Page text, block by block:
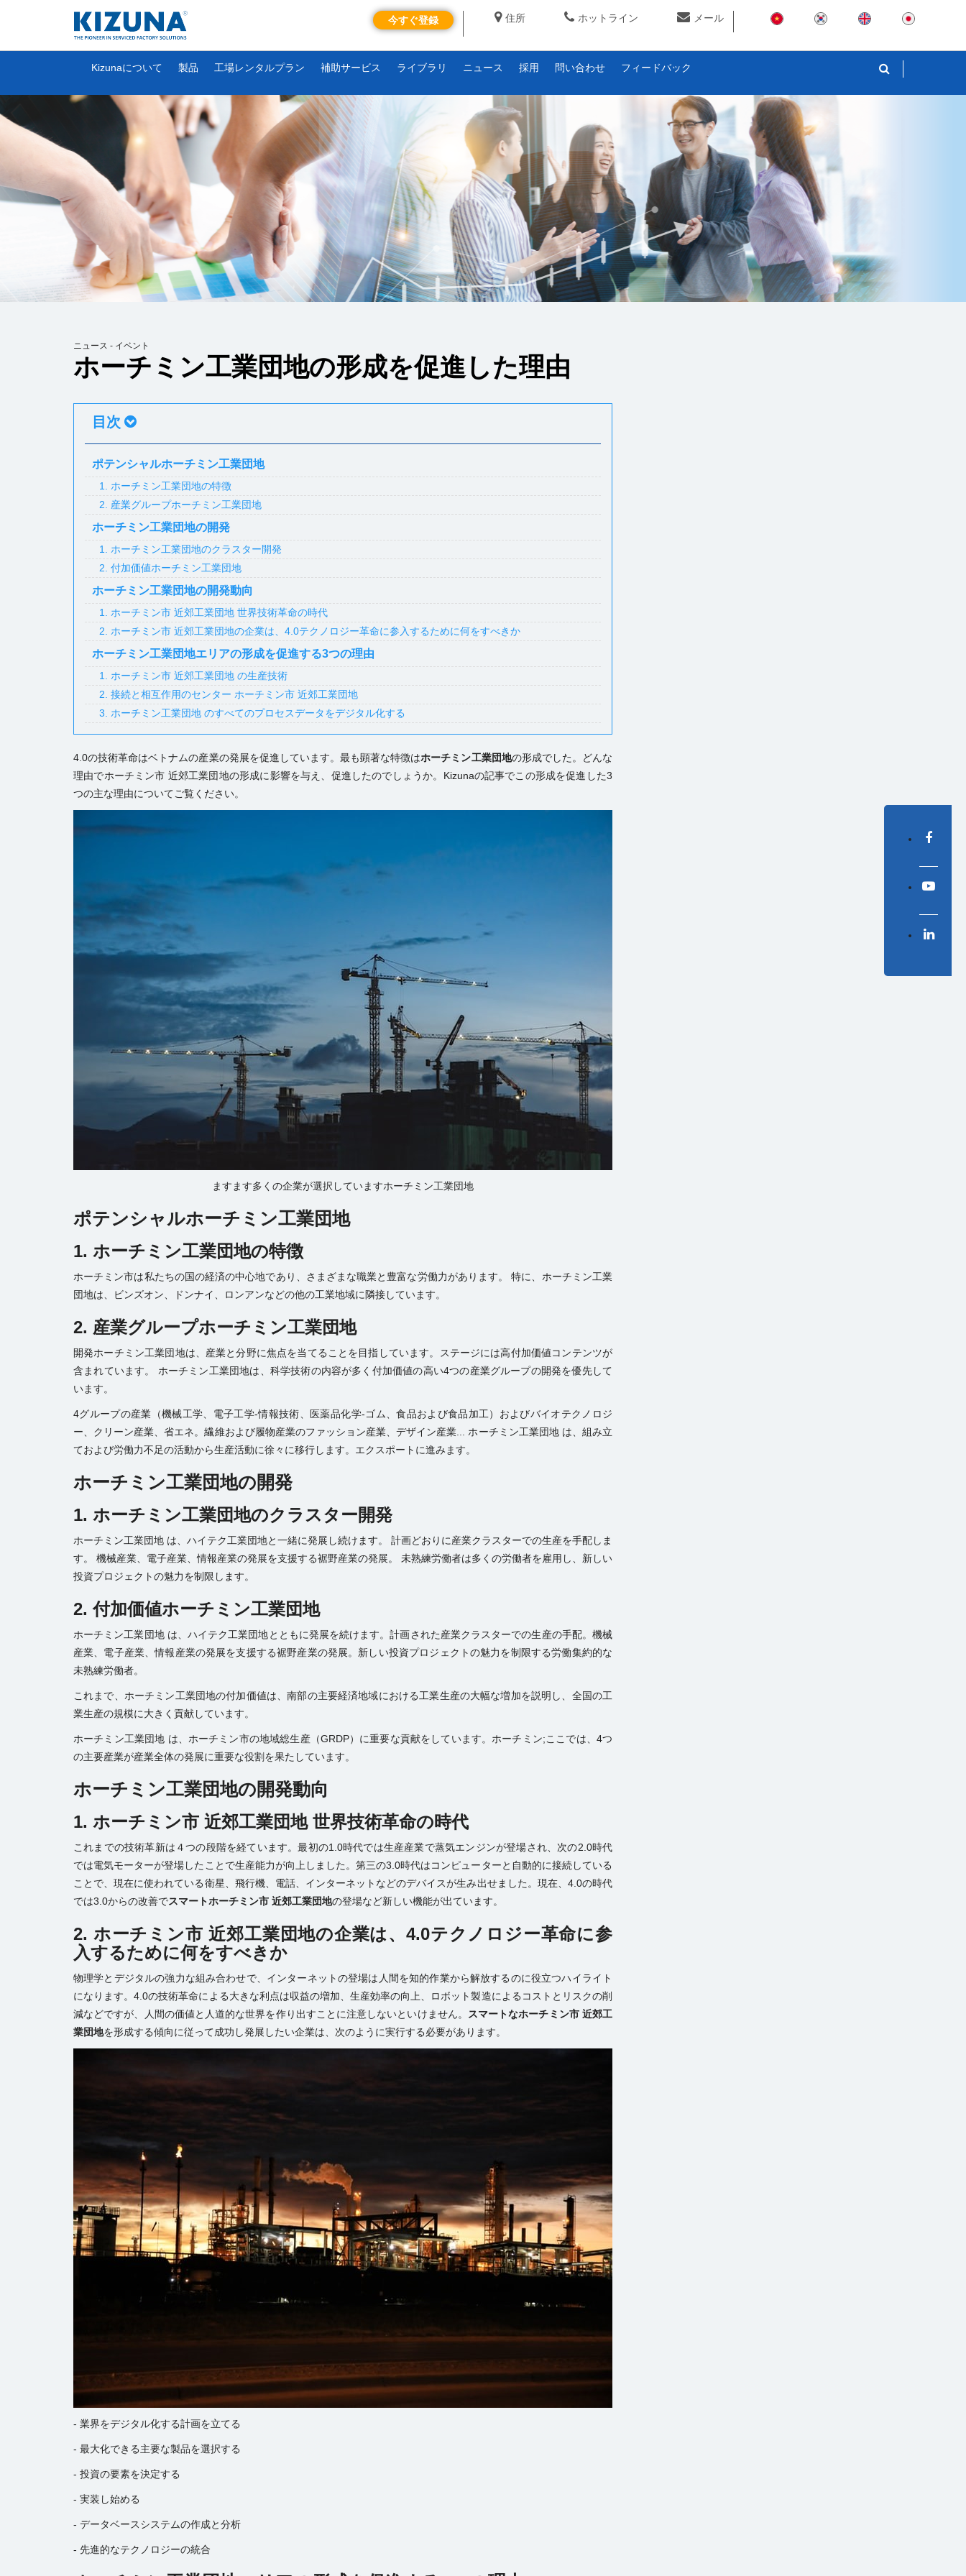
住所 ホットライン メール
今すぐ登録
Kizunaについて 製品 工場レンタルプラン 補助サービス ライブラリ ニュース 採用 問い合わせ フィードバック
ニュース - イベント
ホーチミン工業団地の形成を促進した理由
目次
ポテンシャルホーチミン工業団地
1. ホーチミン工業団地の特徴
2. 産業グループホーチミン工業団地
ホーチミン工業団地の開発
1. ホーチミン工業団地のクラスター開発
2. 付加価値ホーチミン工業団地
ホーチミン工業団地の開発動向
1. ホーチミン市 近郊工業団地 世界技術革命の時代
2. ホーチミン市 近郊工業団地の企業は、4.0テクノロジー革命に参入するために何をすべきか
ホーチミン工業団地エリアの形成を促進する3つの理由
1. ホーチミン市 近郊工業団地 の生産技術
2. 接続と相互作用のセンター ホーチミン市 近郊工業団地
3. ホーチミン工業団地 のすべてのプロセスデータをデジタル化する
4.0の技術革命はベトナムの産業の発展を促進しています。最も顕著な特徴はホーチミン工業団地の形成でした。どんな
理由でホーチミン市 近郊工業団地の形成に影響を与え、促進したのでしょうか。Kizunaの記事でこの形成を促進した3
つの主な理由についてご覧ください。
ますます多くの企業が選択していますホーチミン工業団地
ポテンシャルホーチミン工業団地
1. ホーチミン工業団地の特徴
ホーチミン市は私たちの国の経済の中心地であり、さまざまな職業と豊富な労働力があります。 特に、ホーチミン工業
団地は、ビンズオン、ドンナイ、ロンアンなどの他の工業地域に隣接しています。
2. 産業グループホーチミン工業団地
開発ホーチミン工業団地は、産業と分野に焦点を当てることを目指しています。ステージには高付加価値コンテンツが
含まれています。 ホーチミン工業団地は、科学技術の内容が多く付加価値の高い4つの産業グループの開発を優先して
います。
4グループの産業（機械工学、電子工学-情報技術、医薬品化学-ゴム、食品および食品加工）およびバイオテクノロジ
ー、クリーン産業、省エネ。繊維および履物産業のファッション産業、デザイン産業... ホーチミン工業団地 は、組み立
ておよび労働力不足の活動から生産活動に徐々に移行します。エクスポートに進みます。
ホーチミン工業団地の開発
1. ホーチミン工業団地のクラスター開発
ホーチミン工業団地 は、ハイテク工業団地と一緒に発展し続けます。 計画どおりに産業クラスターでの生産を手配しま
す。 機械産業、電子産業、情報産業の発展を支援する裾野産業の発展。 未熟練労働者は多くの労働者を雇用し、新しい
投資プロジェクトの魅力を制限します。
2. 付加価値ホーチミン工業団地
ホーチミン工業団地 は、ハイテク工業団地とともに発展を続けます。計画された産業クラスターでの生産の手配。機械
産業、電子産業、情報産業の発展を支援する裾野産業の発展。新しい投資プロジェクトの魅力を制限する労働集約的な
未熟練労働者。
これまで、ホーチミン工業団地の付加価値は、南部の主要経済地域における工業生産の大幅な増加を説明し、全国の工
業生産の規模に大きく貢献しています。
ホーチミン工業団地 は、ホーチミン市の地域総生産（GRDP）に重要な貢献をしています。ホーチミン;ここでは、4つ
の主要産業が産業全体の発展に重要な役割を果たしています。
ホーチミン工業団地の開発動向
1. ホーチミン市 近郊工業団地 世界技術革命の時代
これまでの技術革新は４つの段階を経ています。最初の1.0時代では生産産業で蒸気エンジンが登場され、次の2.0時代
では電気モーターが登場したことで生産能力が向上しました。第三の3.0時代はコンピューターと自動的に接続している
ことで、現在に使われている衛星、飛行機、電話、インターネットなどのデバイスが生み出せました。現在、4.0の時代
では3.0からの改善でスマートホーチミン市 近郊工業団地の登場など新しい機能が出ています。
2. ホーチミン市 近郊工業団地の企業は、4.0テクノロジー革命に参
入するために何をすべきか
物理学とデジタルの強力な組み合わせで、インターネットの登場は人間を知的作業から解放するのに役立つハイライト
になります。4.0の技術革命による大きな利点は収益の増加、生産効率の向上、ロボット製造によるコストとリスクの削
減などですが、人間の価値と人道的な世界を作り出すことに注意しないといけません。
スマートなホーチミン市 近郊工
業団地を形成する傾向に従って成功し発展したい企業は、次のように実行する必要があります。
- 業界をデジタル化する計画を立てる
- 最大化できる主要な製品を選択する
- 投資の要素を決定する
- 実装し始める
- データベースシステムの作成と分析
- 先進的なテクノロジーの統合